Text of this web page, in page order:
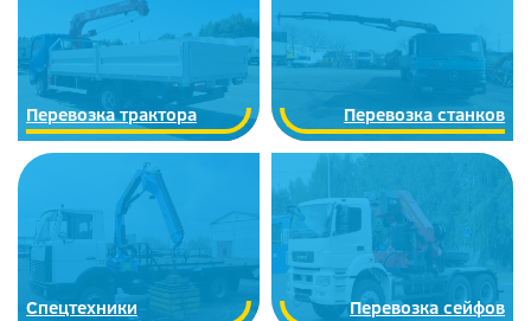
Перевозка трактора Перевозка станков
Спецтехники Перевозка сейфов